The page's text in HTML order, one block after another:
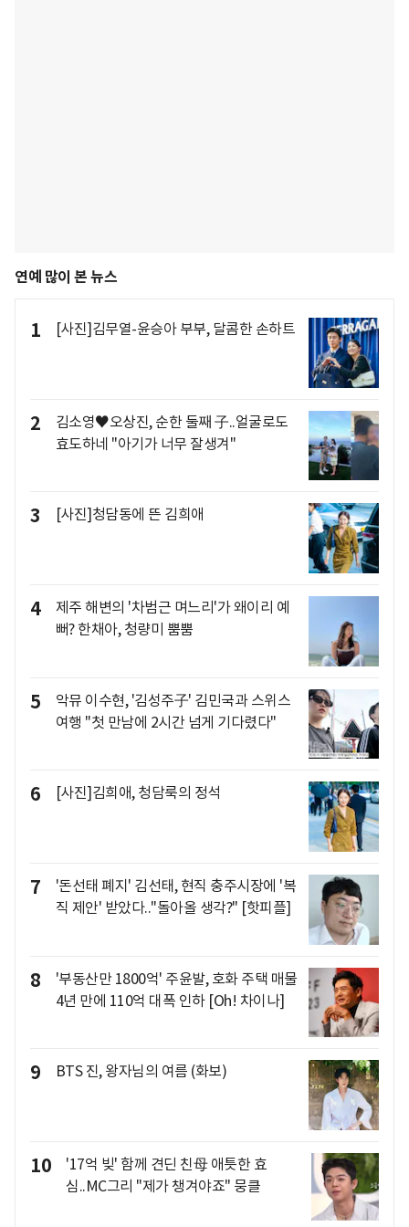
연예 많이 본 뉴스
1 [사진]김무열-윤승아 부부, 달콤한 손하트
2
김소영♥오상진, 순한 둘째 子..얼굴로도
효도하네 "아기가 너무 잘생겨"
3 [사진]청담동에 뜬 김희애
4
제주 해변의 '차범근 며느리'가 왜이리 예
뻐? 한채아, 청량미 뿜뿜
5
악뮤 이수현, '김성주子' 김민국과 스위스
여행 "첫 만남에 2시간 넘게 기다렸다"
6 [사진]김희애, 청담룩의 정석
7
'돈선태 폐지' 김선태, 현직 충주시장에 '복
직 제안' 받았다.."돌아올 생각?" [핫피플]
8
'부동산만 1800억' 주윤발, 호화 주택 매물
4년 만에 110억 대폭 인하 [Oh! 차이나]
9 BTS 진, 왕자님의 여름 (화보)
10
'17억 빚' 함께 견딘 친母 애틋한 효
심..MC그리 "제가 챙겨야죠" 뭉클